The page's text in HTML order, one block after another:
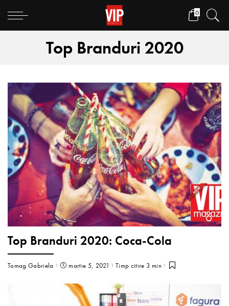
0
Top Branduri 2020
Top Branduri 2020: Coca-Cola
Tomag Gabriela martie 5, 2021 Timp citire 3 min